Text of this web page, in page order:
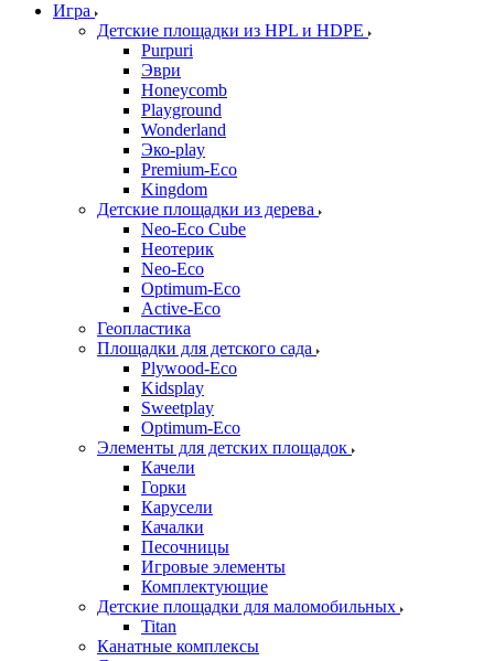
Игра
Детские площадки из HPL и HDPE
Purpuri
Эври
Honeycomb
Playground
Wonderland
Эко-play
Premium-Eco
Kingdom
Детские площадки из дерева
Neo-Eco Cube
Неотерик
Neo-Eco
Оptimum-Еco
Active-Eco
Геопластика
Площадки для детского сада
Plywood-Eco
Kidsplay
Sweetplay
Оptimum-Еco
Элементы для детских площадок
Качели
Горки
Карусели
Качалки
Песочницы
Игровые элементы
Комплектующие
Детские площадки для маломобильных
Titan
Канатные комплексы